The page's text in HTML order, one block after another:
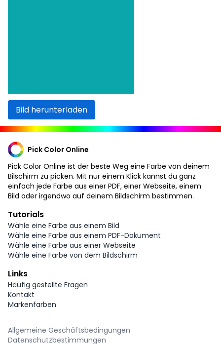
Bild herunterladen
Pick Color Online
Pick Color Online ist der beste Weg eine Farbe von deinem
Bilschirm zu picken. Mit nur einem Klick kannst du ganz
einfach jede Farbe aus einer PDF, einer Webseite, einem
Bild oder irgendwo auf deinem Bildschirm bestimmen.
Tutorials
Wähle eine Farbe aus einem Bild
Wähle eine Farbe aus einem PDF-Dokument
Wähle eine Farbe aus einer Webseite
Wähle eine Farbe von dem Bildschirm
Links
Häufig gestellte Fragen
Kontakt
Markenfarben
Allgemeine Geschäftsbedingungen
Datenschutzbestimmungen